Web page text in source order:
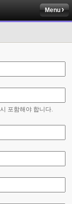
Menu
포함해야 합니다.